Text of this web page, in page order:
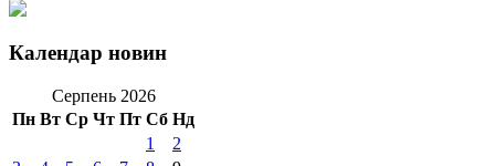
Календар новин
Серпень 2026
Пн Вт Ср Чт Пт Сб Нд
1
2